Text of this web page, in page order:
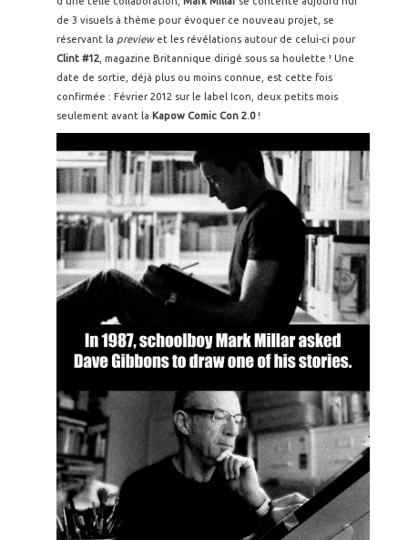
de 3 visuels à thème pour évoquer ce nouveau projet, se
réservant la preview et les révélations autour de celui-ci pour
Clint #12 , magazine Britannique dirigé sous sa houlette ! Une
date de sortie, déjà plus ou moins connue, est cette fois
confirmée : Février 2012 sur le label Icon, deux petits mois
seulement avant la Kapow Comic Con 2.0!